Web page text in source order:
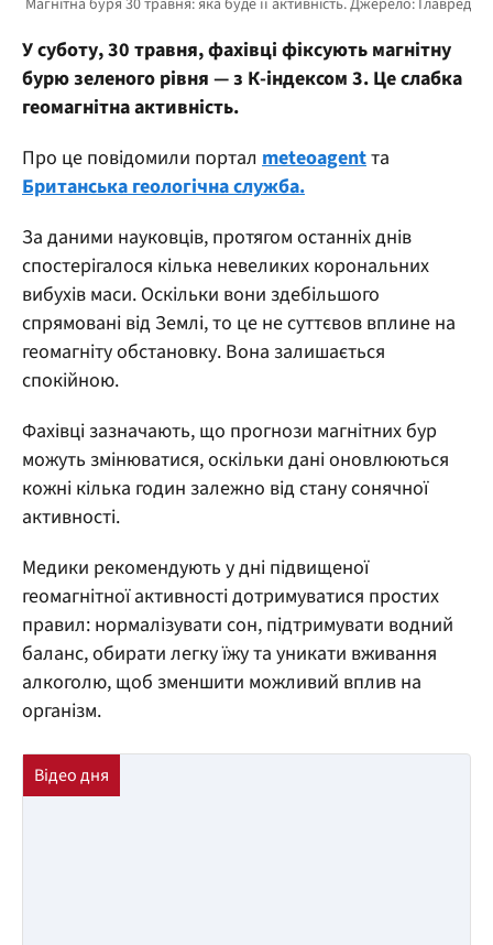
У суботу, 30 травня, фахівці фіксують магнітну
бурю зеленого рівня — з К-індексом 3. Це слабка
геомагнітна активність.
Про це повідомили портал meteoagentта
Британська геологічна служба.
За даними науковців, протягом останніх днів
спостерігалося кілька невеликих корональних
вибухів маси. Оскільки вони здебільшого
спрямовані від Землі, то це не суттєвов вплине на
геомагніту обстановку. Вона залишається
спокійною.
Фахівці зазначають, що прогнози магнітних бур
можуть змінюватися, оскільки дані оновлюються
кожні кілька годин залежно від стану сонячної
активності.
Медики рекомендують у дні підвищеної
геомагнітної активності дотримуватися простих
правил: нормалізувати сон, підтримувати водний
баланс, обирати легку їжу та уникати вживання
алкоголю, щоб зменшити можливий вплив на
організм.